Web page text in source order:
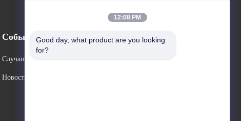
События
Случаи
Новости
Спросите цитату
12:08 PM
Good day, what product are you looking
for?